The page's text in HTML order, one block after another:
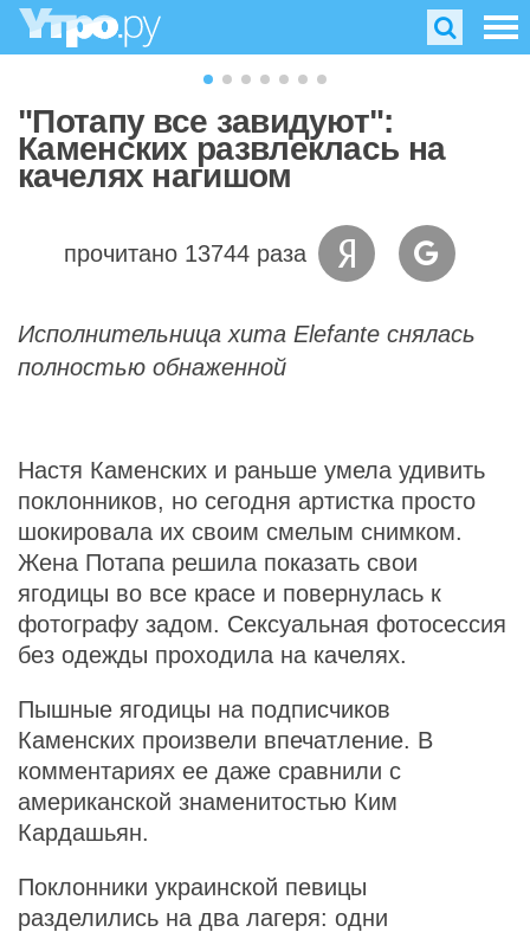
"Потапу все завидуют":
Каменских развлеклась на
качелях нагишом
прочитано 13744 раза
Исполнительница хита Elefante снялась
полностью обнаженной
Настя Каменских и раньше умела удивить
поклонников, но сегодня артистка просто
шокировала их своим смелым снимком.
Жена Потапа решила показать свои
ягодицы во все красе и повернулась к
фотографу задом. Сексуальная фотосессия
без одежды проходила на качелях.
Пышные ягодицы на подписчиков
Каменских произвели впечатление. В
комментариях ее даже сравнили с
американской знаменитостью Ким
Кардашьян.
Поклонники украинской певицы
разделились на два лагеря: одни